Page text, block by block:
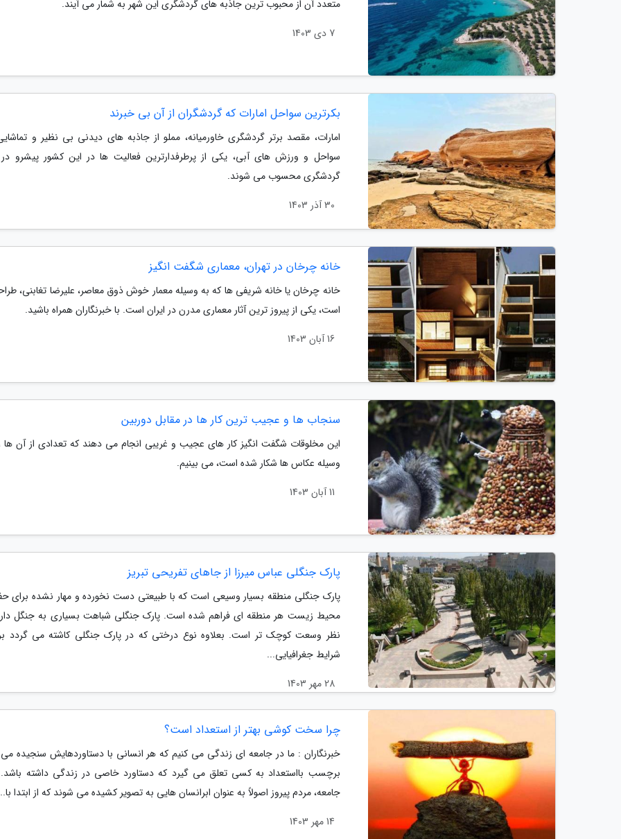
متعدد آن از محبوب ترین جاذبه های گردشگری این شهر به شمار می آیند.
7 دی 1403
بکرترین سواحل امارات که گردشگران از آن بی خبرند
امارات، مقصد برتر گردشگری خاورمیانه، مملو از جاذبه های دیدنی بی نظیر و
سواحل و ورزش های آبی، یکی از پرطرفدارترین فعالیت ها در این کشور پیشرو
گردشگری محسوب می شوند.
30 آذر 1403
خانه چرخان در تهران، معماری شگفت انگیز
خانه چرخان یا خانه شریفی ها که به وسیله معمار خوش ذوق معاصر، علیرضا تغابنی،
است، یکی از پیروز ترین آثار معماری مدرن در ایران است. با خبرنگاران همراه باشید.
16 آبان 1403
سنجاب ها و عجیب ترین کار ها در مقابل دوربین
این مخلوقات شگفت انگیز کار های عجیب و غریبی انجام می دهند که تعدادی از آن ها
وسیله عکاس ها شکار شده است، می بینیم.
11 آبان 1403
پارک جنگلی عباس میرزا از جاهای تفریحی تبریز
پارک جنگلی منطقه بسیار وسیعی است که با طبیعتی دست نخورده و مهار نشده برای
محیط زیست هر منطقه ای فراهم شده است. پارک جنگلی شباهت بسیاری به جنگل
نظر وسعت کوچک تر است. بعلاوه نوع درختی که در پارک جنگلی کاشته می گردد
شرایط جغرافیایی...
28 مهر 1403
چرا سخت کوشی بهتر از استعداد است؟
خبرنگاران : ما در جامعه ای زندگی می کنیم که هر انسانی با دستاوردهایش سنجیده
برچسب بااستعداد به کسی تعلق می گیرد که دستاورد خاصی در زندگی داشته
جامعه، مردم پیروز اصولاً به عنوان ابرانسان هایی به تصویر کشیده می شوند که از ابتدا
14 مهر 1403